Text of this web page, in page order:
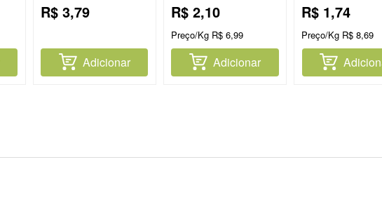
R$ 3,79
Adicionar
R$ 2,10
Preço/Kg R$ 6,99
Adicionar
R$ 1,74
Preço/Kg R$ 8,69